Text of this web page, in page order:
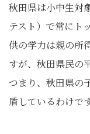
秋田県は小中生対
テスト）で常にト
供の学力は親の所
すが、秋田県民の
つまり、秋田県の
盾しているわけです